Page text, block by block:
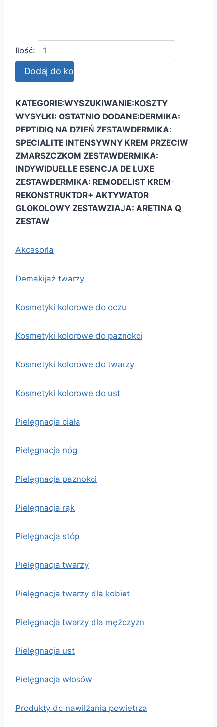
Ilość:
KATEGORIE:WYSZUKIWANIE:KOSZTY
WYSYŁKI: OSTATNIO DODANE:DERMIKA:
PEPTIDIQ NA DZIEŃ ZESTAWDERMIKA:
SPECIALITE INTENSYWNY KREM PRZECIW
ZMARSZCZKOM ZESTAWDERMIKA:
INDYWIDUELLE ESENCJA DE LUXE
ZESTAWDERMIKA: REMODELIST KREM-
REKONSTRUKTOR+ AKTYWATOR
GLOKOLOWY ZESTAWZIAJA: ARETINA Q
ZESTAW
Akcesoria
Demakijaż twarzy
Kosmetyki kolorowe do oczu
Kosmetyki kolorowe do paznokci
Kosmetyki kolorowe do twarzy
Kosmetyki kolorowe do ust
Pielęgnacja ciała
Pielęgnacja nóg
Pielęgnacja paznokci
Pielęgnacja rąk
Pielęgnacja stóp
Pielęgnacja twarzy
Pielęgnacja twarzy dla kobiet
Pielęgnacja twarzy dla mężczyzn
Pielęgnacja ust
Pielęgnacja włosów
Produkty do nawilżania powietrza